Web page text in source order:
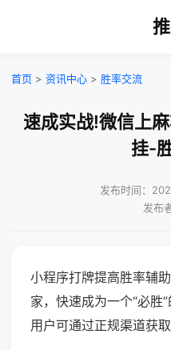
首页 > 资讯中心 > 胜率交流
速成实战!微信上
挂-
发布时间：
发布
小程序打牌提高胜率辅
家，快速成为一个“必胜
用户可通过正规渠道获取